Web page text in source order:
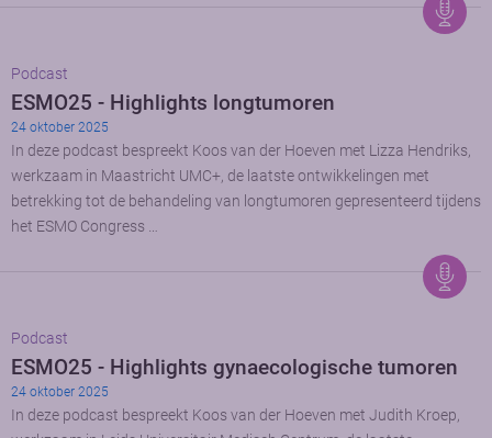
Podcast
ESMO25 - Highlights longtumoren
24 oktober 2025
In deze podcast bespreekt Koos van der Hoeven met Lizza Hendriks,
werkzaam in Maastricht UMC+, de laatste ontwikkelingen met
betrekking tot de behandeling van longtumoren gepresenteerd tijdens
het ESMO Congress …
Podcast
ESMO25 - Highlights gynaecologische tumoren
24 oktober 2025
In deze podcast bespreekt Koos van der Hoeven met Judith Kroep,